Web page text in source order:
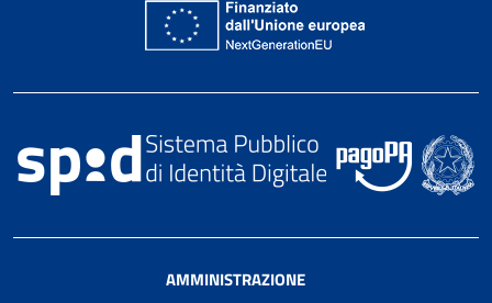
AMMINISTRAZIONE